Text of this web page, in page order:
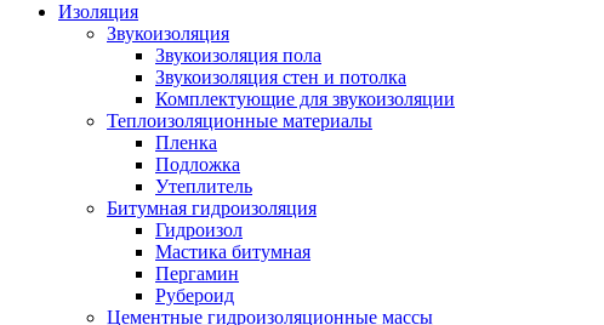
Изоляция
Звукоизоляция
Звукоизоляция пола
Звукоизоляция стен и потолка
Комплектующие для звукоизоляции
Теплоизоляционные материалы
Пленка
Подложка
Утеплитель
Битумная гидроизоляция
Гидроизол
Мастика битумная
Пергамин
Рубероид
Цементные гидроизоляционные массы